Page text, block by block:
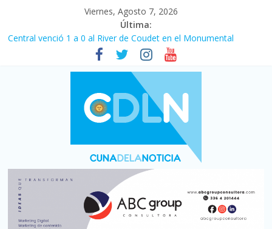
Viernes, Agosto 7, 2026
Última:
Central venció 1 a 0 al River de Coudet en el Monumental
La morosidad alcanzó su nivel más alto en dos décadas y ya
afecta a 400 mil deudores en Santa Fe
Desde que asumió Milei cerraron 41.000 kioscos: el sector
denuncia crisis como en 2001
Vacaciones de invierno con más movimiento y consumo
turístico: 4,6 millones de personas viajaron por el país, un 5,9%
Fuerte caída de la venta de autos usados en julio: bajó un 12,6%